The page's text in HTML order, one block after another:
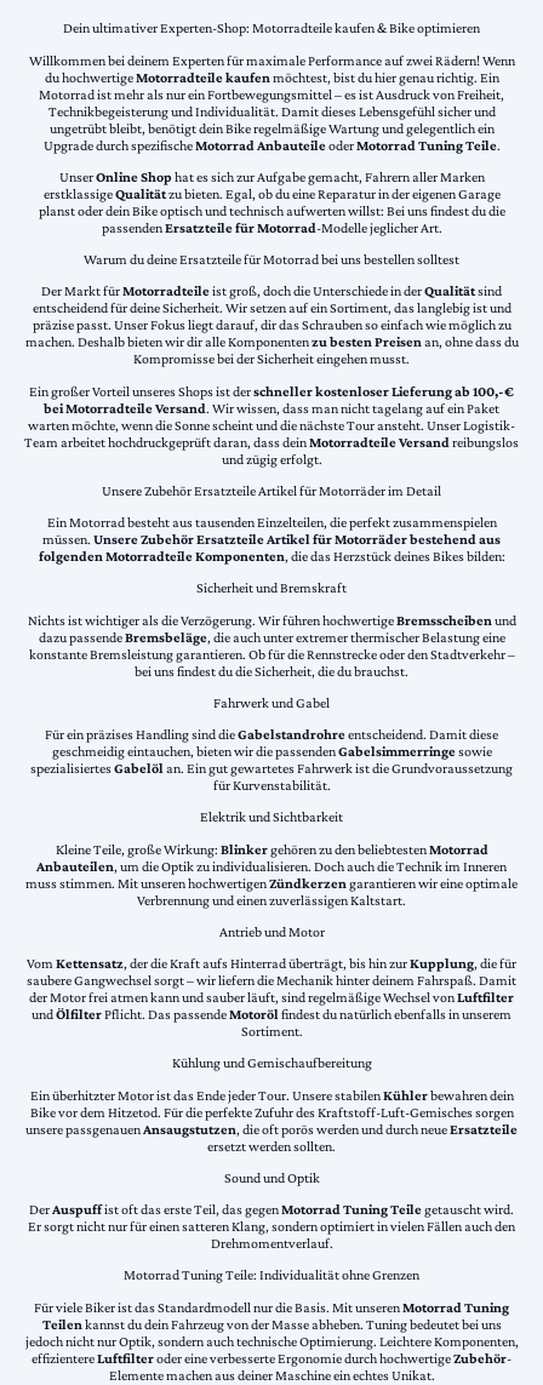
Dein ultimativer Experten-Shop: Motorradteile kaufen & Bike optimieren
Willkommen bei deinem Experten für maximale Performance auf zwei Rädern! Wenn
du hochwertigeMotorradteile kaufen möchtest, bist du hier genau richtig. Ein
Motorrad ist mehr als nur ein Fortbewegungsmittel – es ist Ausdruck von Freiheit,
Technikbegeisterung und Individualität. Damit dieses Lebensgefühl sicher und
ungetrübt bleibt, benötigt dein Bike regelmäßige Wartung und gelegentlich ein
Upgrade durch spezifischeMotorrad AnbauteileoderMotorrad Tuning Teile.
UnserOnline Shophat es sich zur Aufgabe gemacht, Fahrern aller Marken
erstklassigeQualitätzu bieten. Egal, ob du eine Reparatur in der eigenen Garage
planst oder dein Bike optisch und technisch aufwerten willst: Bei uns findest du die
passendenErsatzteile für Motorrad-Modelle jeglicher Art.
Warum du deine Ersatzteile für Motorrad bei uns bestellen solltest
Der Markt fürMotorradteileist groß, doch die Unterschiede in derQualitätsind
entscheidend für deine Sicherheit. Wir setzen auf ein Sortiment, das langlebig ist und
präzise passt. Unser Fokus liegt darauf, dir das Schrauben so einfach wie möglich zu
machen. Deshalb bieten wir dir alle Komponentenzu besten Preisenan, ohne dass du
Kompromisse bei der Sicherheit eingehen musst.
Ein großer Vorteil unseres Shops ist derschneller kostenloser Lieferung ab 100,-€
bei Motorradteile Versand. Wir wissen, dass man nicht tagelang auf ein Paket
warten möchte, wenn die Sonne scheint und die nächste Tour ansteht. Unser Logistik-
Team arbeitet hochdruckgeprüft daran, dass deinMotorradteile Versand reibungslos
und zügig erfolgt.
Unsere Zubehör Ersatzteile Artikel für Motorräder im Detail
Ein Motorrad besteht aus tausenden Einzelteilen, die perfekt zusammenspielen
müssen. Unsere Zubehör Ersatzteile Artikel für Motorräder bestehend aus
folgenden Motorradteile Komponenten, die das Herzstück deines Bikes bilden:
Sicherheit und Bremskraft
Nichts ist wichtiger als die Verzögerung. Wir führen hochwertigeBremsscheiben und
dazu passendeBremsbeläge, die auch unter extremer thermischer Belastung eine
konstante Bremsleistung garantieren. Ob für die Rennstrecke oder den Stadtverkehr –
bei uns findest du die Sicherheit, die du brauchst.
Fahrwerk und Gabel
Für ein präzises Handling sind dieGabelstandrohreentscheidend. Damit diese
geschmeidig eintauchen, bieten wir die passendenGabelsimmerringesowie
spezialisiertesGabelölan. Ein gut gewartetes Fahrwerk ist die Grundvoraussetzung
für Kurvenstabilität.
Elektrik und Sichtbarkeit
Kleine Teile, große Wirkung: Blinkergehören zu den beliebtestenMotorrad
Anbauteilen, um die Optik zu individualisieren. Doch auch die Technik im Inneren
muss stimmen. Mit unseren hochwertigenZündkerzen garantieren wir eine optimale
Verbrennung und einen zuverlässigen Kaltstart.
Antrieb und Motor
VomKettensatz, der die Kraft aufs Hinterrad überträgt, bis hin zurKupplung, die für
saubere Gangwechsel sorgt – wir liefern die Mechanik hinter deinem Fahrspaß. Damit
der Motor frei atmen kann und sauber läuft, sind regelmäßige Wechsel vonLuftfilter
undÖlfilterPflicht. Das passendeMotorölfindest du natürlich ebenfalls in unserem
Sortiment.
Kühlung und Gemischaufbereitung
Ein überhitzter Motor ist das Ende jeder Tour. Unsere stabilenKühlerbewahren dein
Bike vor dem Hitzetod. Für die perfekte Zufuhr des Kraftstoff-Luft-Gemisches sorgen
unsere passgenauenAnsaugstutzen, die oft porös werden und durch neueErsatzteile
ersetzt werden sollten.
Sound und Optik
DerAuspuffist oft das erste Teil, das gegenMotorrad Tuning Teilegetauscht wird.
Er sorgt nicht nur für einen satteren Klang, sondern optimiert in vielen Fällen auch den
Drehmomentverlauf.
Motorrad Tuning Teile: Individualität ohne Grenzen
Für viele Biker ist das Standardmodell nur die Basis. Mit unserenMotorrad Tuning
Teilen kannst du dein Fahrzeug von der Masse abheben. Tuning bedeutet bei uns
jedoch nicht nur Optik, sondern auch technische Optimierung. Leichtere Komponenten,
effizientereLuftfilteroder eine verbesserte Ergonomie durch hochwertigeZubehör-
Elemente machen aus deiner Maschine ein echtes Unikat.